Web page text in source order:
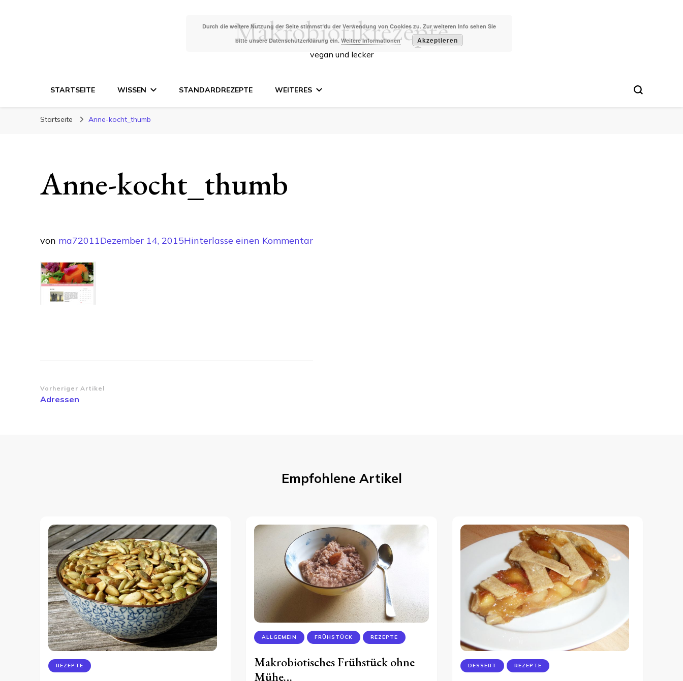
Makrobiotikrezepte
vegan und lecker
STARTSEITE WISSEN STANDARDREZEPTE WEITERES
Startseite Anne-kocht_thumb
Anne-kocht_thumb
von ma72011Dezember 14, 2015Hinterlasse einen Kommentarzu
Beitragsnavigation
Vorheriger Artikel
Adressen
Empfohlene Artikel
REZEPTE
ALLGEMEIN FRÜHSTÜCK REZEPTE
Makrobiotisches Frühstück ohne
Mühe…
DESSERT REZEPTE
Durch die weitere Nutzung der Seite stimmst du der Verwendung von Cookies zu. Zur weiteren Info sehen Sie
bitte unsere Datenschutzerklärung ein. Weitere Informationen Akzeptieren